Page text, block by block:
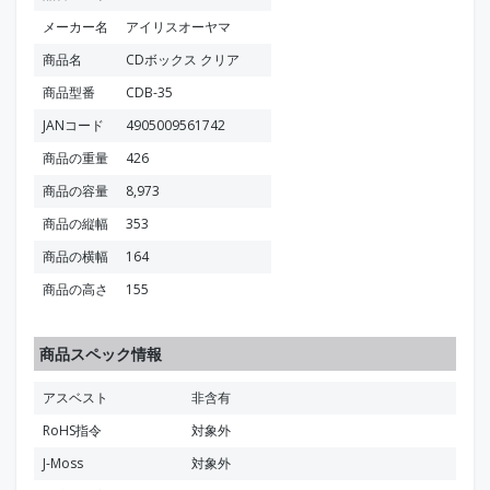
メーカー名
アイリスオーヤマ
商品名
CDボックス クリア
商品型番
CDB-35
JANコード
4905009561742
商品の重量
426
商品の容量
8,973
商品の縦幅
353
商品の横幅
164
商品の高さ
155
商品スペック情報
アスベスト
非含有
RoHS指令
対象外
J-Moss
対象外